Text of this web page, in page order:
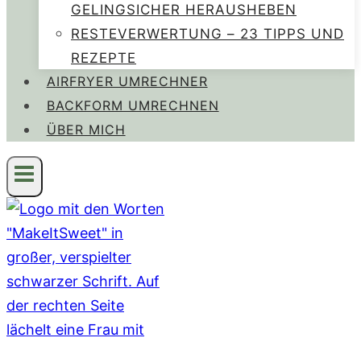
GELINGSICHER HERAUSHEBEN
RESTEVERWERTUNG – 23 TIPPS UND
REZEPTE
AIRFRYER UMRECHNER
BACKFORM UMRECHNEN
ÜBER MICH